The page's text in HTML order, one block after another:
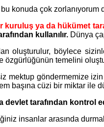
konuda çok zorlanıyorum
kuruluş ya da hükümet
kullanılır. Dünya
oluşturulur, böylece
özgürlüğünün temelini
mektup göndermemize
başına cüzi bir miktar ile
tarafından kontrol
insanlar arasında